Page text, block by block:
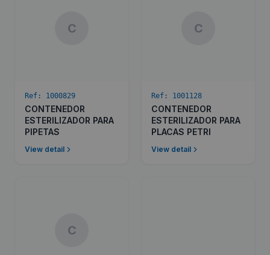
C
Ref: 1000829
CONTENEDOR
ESTERILIZADOR PARA
PIPETAS
View detail
C
Ref: 1001128
CONTENEDOR
ESTERILIZADOR PARA
PLACAS PETRI
View detail
C